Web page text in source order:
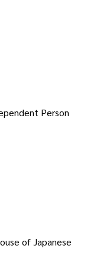
Person
of Japanese